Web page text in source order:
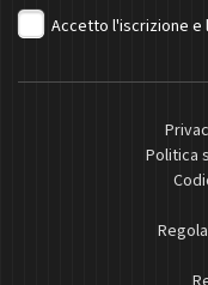
Accetto l'iscrizione e
Politica